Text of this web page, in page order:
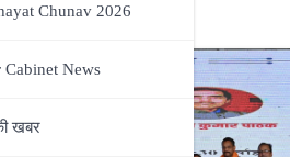
Chunav 2026
Cabinet News
खबर